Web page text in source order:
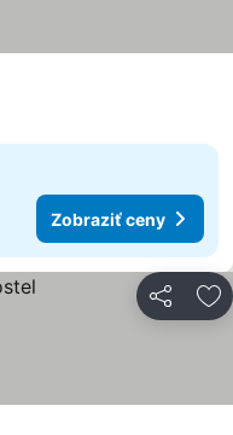
Zobraziť ceny
Zdieľať